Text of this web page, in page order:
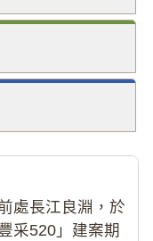
處長江良淵，於
采520」建案期